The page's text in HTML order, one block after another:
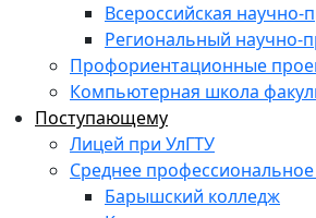
Всероссийская
Региональный научно-
Профориентационные
Компьютерная школа
Поступающему
Лицей при УлГТУ
Среднее
Барышский колледж